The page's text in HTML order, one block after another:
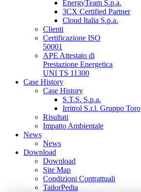
EnergyTeam S.p.a.
3CX Certified Partner
Cloud Italia S.p.a.
Clienti
Certificazione ISO
50001
APE Attestato di
Prestazione Energetica
UNI TS 11300
Case History
Case History
S.T.S. S.p.a.
Irritrol S.r.l. Gruppo Toro
Risultati
Impatto Ambientale
News
News
Download
Download
Site Map
Condizioni Contrattuali
TailorPedia